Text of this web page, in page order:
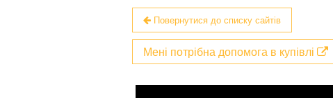
Повернутися до списку сайтів
Мені потрібна допомога в купівлі